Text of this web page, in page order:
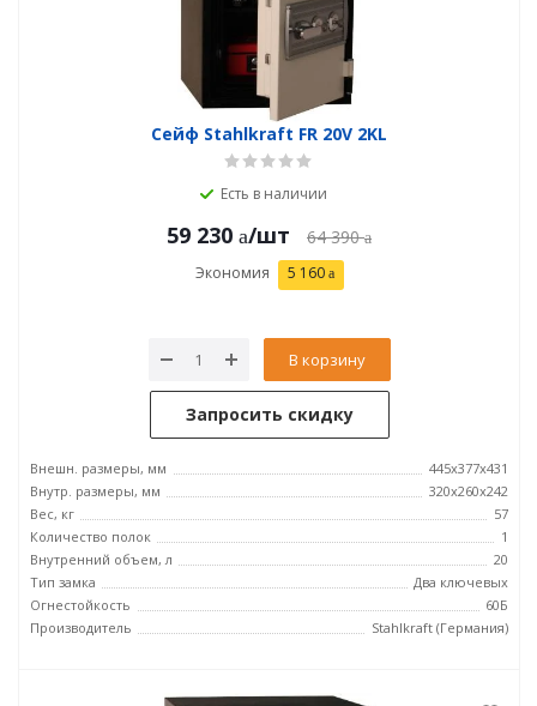
Сейф Stahlkraft FR 20V 2KL
Есть в наличии
59 230 /шт 64 390
Экономия 5 160
В корзину
Запросить скидку
Внешн. размеры, мм
445x377x431
Внутр. размеры, мм
320x260x242
Вес, кг
57
Количество полок
1
Внутренний объем, л
20
Тип замка
Два ключевых
Огнестойкость
60Б
Производитель
Stahlkraft (Германия)